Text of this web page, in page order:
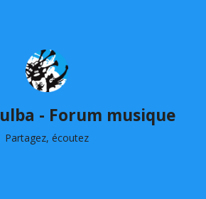
- Forum musique
Partagez, écoutez